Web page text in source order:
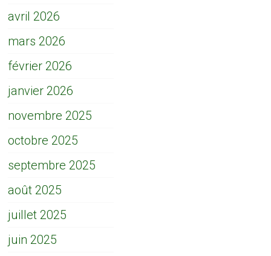
avril 2026
mars 2026
février 2026
janvier 2026
novembre 2025
octobre 2025
septembre 2025
août 2025
juillet 2025
juin 2025